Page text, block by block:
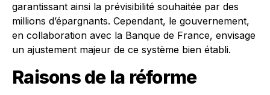
garantissant ainsi la prévisibilité souhaitée par des
millions d’épargnants. Cependant, le gouvernement,
en collaboration avec la Banque de France, envisage
un ajustement majeur de ce système bien établi.
Raisons de la réforme